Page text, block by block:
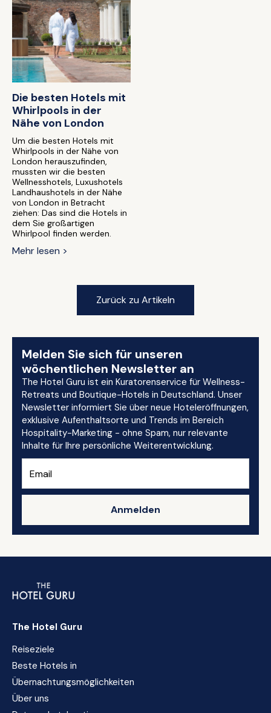
Die besten Hotels mit
Whirlpools in der
Nähe von London
Um die besten Hotels mit
Whirlpools in der Nähe von
London herauszufinden,
mussten wir die besten
Wellnesshotels, Luxushotels
Landhaushotels in der Nähe
von London in Betracht
ziehen: Das sind die Hotels in
dem Sie großartigen
Whirlpool finden werden.
Mehr lesen >
Zurück zu Artikeln
Melden Sie sich für unseren
wöchentlichen Newsletter an
The Hotel Guru ist ein Kuratorenservice für Wellness-
Retreats und Boutique-Hotels in Deutschland. Unser
Newsletter informiert Sie über neue Hoteleröffnungen,
exklusive Aufenthaltsorte und Trends im Bereich
Hospitality-Marketing - ohne Spam, nur relevante
Inhalte für Ihre persönliche Weiterentwicklung.
Anmelden
The Hotel Guru
Reiseziele
Beste Hotels in
Übernachtungsmöglichkeiten
Über uns